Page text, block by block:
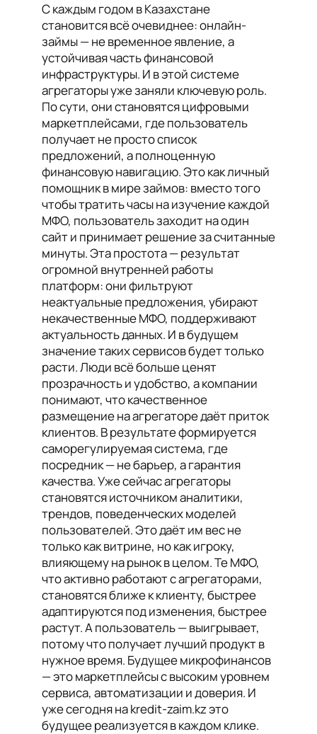
С каждым годом в Казахстане
становится всё очевиднее: онлайн-
займы — не временное явление, а
устойчивая часть финансовой
инфраструктуры. И в этой системе
агрегаторы уже заняли ключевую роль.
По сути, они становятся цифровыми
маркетплейсами, где пользователь
получает не просто список
предложений, а полноценную
финансовую навигацию. Это как личный
помощник в мире займов: вместо того
чтобы тратить часы на изучение каждой
МФО, пользователь заходит на один
сайт и принимает решение за считанные
минуты. Эта простота — результат
огромной внутренней работы
платформ: они фильтруют
неактуальные предложения, убирают
некачественные МФО, поддерживают
актуальность данных. И в будущем
значение таких сервисов будет только
расти. Люди всё больше ценят
прозрачность и удобство, а компании
понимают, что качественное
размещение на агрегаторе даёт приток
клиентов. В результате формируется
саморегулируемая система, где
посредник — не барьер, а гарантия
качества. Уже сейчас агрегаторы
становятся источником аналитики,
трендов, поведенческих моделей
пользователей. Это даёт им вес не
только как витрине, но как игроку,
влияющему на рынок в целом. Те МФО,
что активно работают с агрегаторами,
становятся ближе к клиенту, быстрее
адаптируются под изменения, быстрее
растут. А пользователь — выигрывает,
потому что получает лучший продукт в
нужное время. Будущее микрофинансов
— это маркетплейсы с высоким уровнем
сервиса, автоматизации и доверия. И
уже сегодня на kredit-zaim.kz это
будущее реализуется в каждом клике.